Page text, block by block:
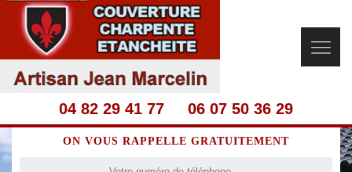
04 82 29 41 77 06 07 50 36 29
ON VOUS RAPPELLE GRATUITEMENT